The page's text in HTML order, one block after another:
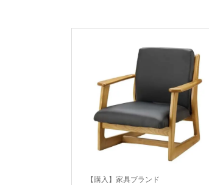
【購入】家具ブランド